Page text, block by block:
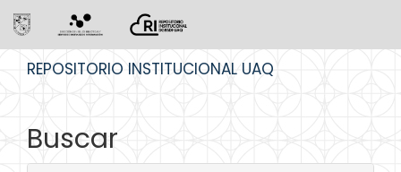
REPOSITORIO INSTITUCIONAL UAQ
Buscar